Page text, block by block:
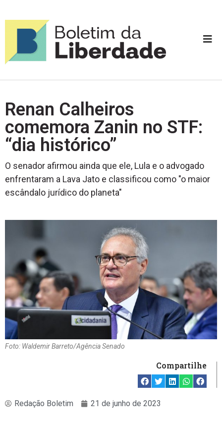
Renan Calheiros
comemora Zanin no STF:
“dia histórico”
O senador afirmou ainda que ele, Lula e o advogado
enfrentaram a Lava Jato e classificou como "o maior
escândalo jurídico do planeta"
Foto: Waldemir Barreto/Agência Senado
Compartilhe
Redação Boletim 21 de junho de 2023